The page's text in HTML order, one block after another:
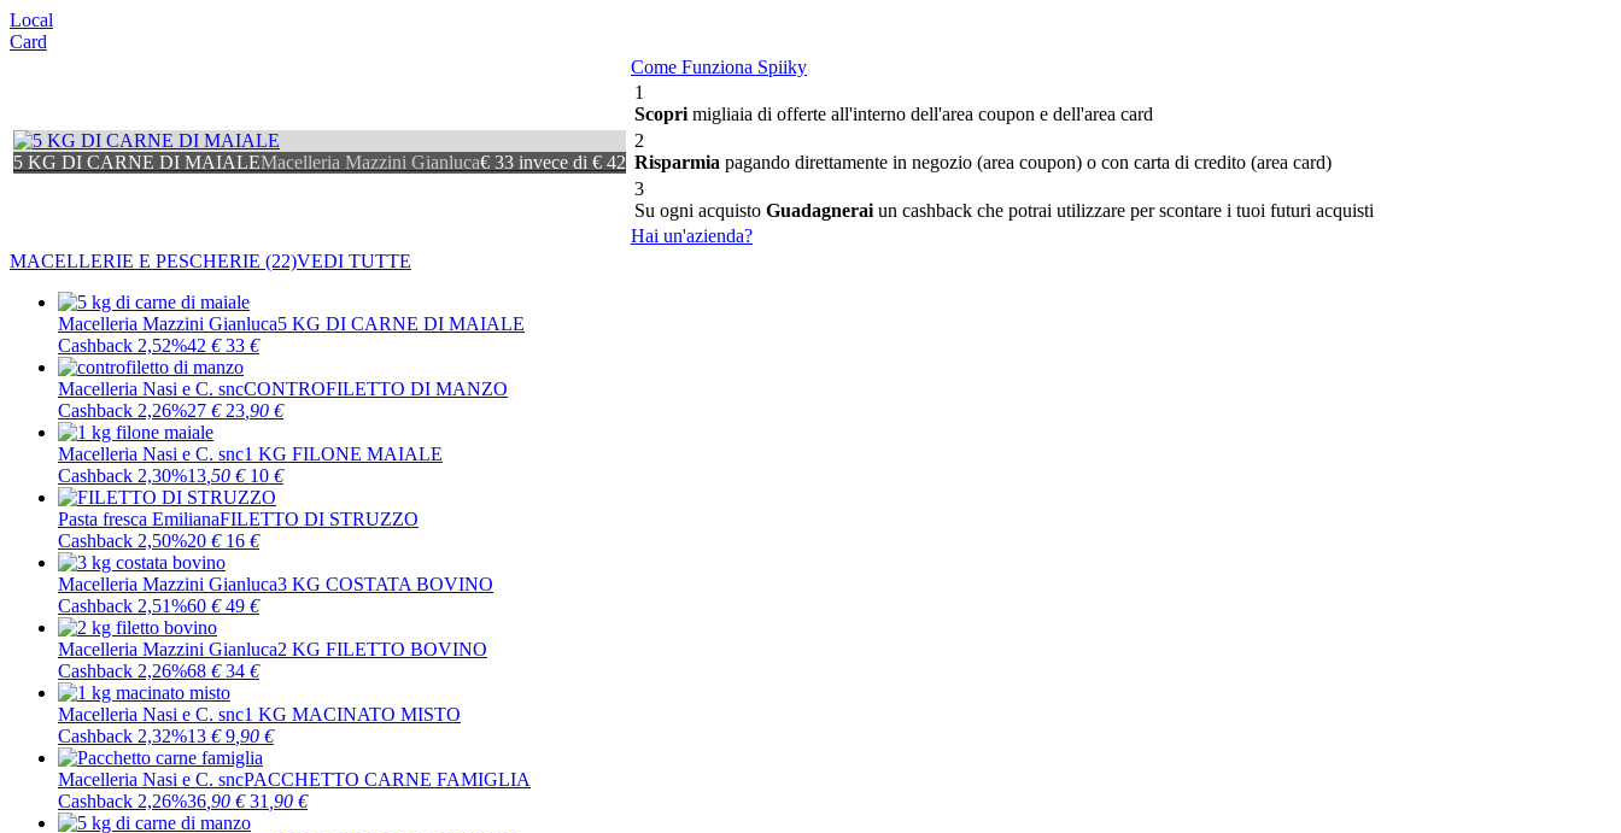
Local
Card
5 KG DI CARNE DI MAIALEMacelleria Mazzini Gianluca€ 33 invece di € 42
Come Funziona Spiiky
1
Scopri migliaia di offerte all'interno dell'area coupon e dell'area card
2
Risparmia pagando direttamente in negozio (area coupon) o con carta di credito (area card)
3
Su ogni acquisto Guadagnerai un cashback che potrai utilizzare per scontare i tuoi futuri acquisti
Hai un'azienda?
MACELLERIE E PESCHERIE (22)VEDI TUTTE
Macelleria Mazzini Gianluca5 KG DI CARNE DI MAIALE
Cashback 2,52%42 € 33 €
Macelleria Nasi e C. sncCONTROFILETTO DI MANZO
Cashback 2,26%27 € 23 ,90 €
Macelleria Nasi e C. snc1 KG FILONE MAIALE
Cashback 2,30%13 ,50 € 10 €
Pasta fresca EmilianaFILETTO DI STRUZZO
Cashback 2,50%20 € 16 €
Macelleria Mazzini Gianluca3 KG COSTATA BOVINO
Cashback 2,51%60 € 49 €
Macelleria Mazzini Gianluca2 KG FILETTO BOVINO
Cashback 2,26%68 € 34 €
Macelleria Nasi e C. snc1 KG MACINATO MISTO
Cashback 2,32%13 € 9 ,90 €
Macelleria Nasi e C. sncPACCHETTO CARNE FAMIGLIA
Cashback 2,26%36 ,90 € 31 ,90 €